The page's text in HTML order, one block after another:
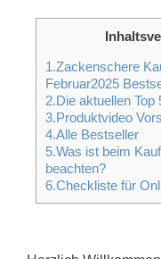
1.Zackenschere
Februar2025
2.Die aktuellen
3.Produktvideo
4.Alle Bestseller
5.Was ist beim
beachten?
6.Checkliste für